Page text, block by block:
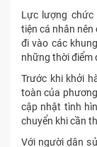
Lực lượng chức
tiện cá nhân nên
đi vào các
những thời điểm
Trước khi khởi
toàn của
cập nhật tình
chuyển khi cần
Với người dân